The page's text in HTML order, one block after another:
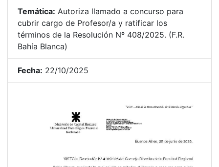
Temática: Autoriza llamado a concurso para
cubrir cargo de Profesor/a y ratificar los
términos de la Resolución Nº 408/2025. (F.R.
Bahía Blanca)
Fecha: 22/10/2025